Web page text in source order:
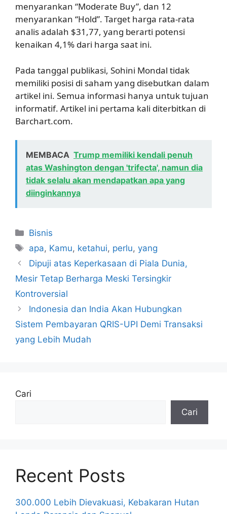
menyarankan “Moderate Buy”, dan 12
menyarankan “Hold”. Target harga rata-rata
analis adalah $31,77, yang berarti potensi
kenaikan 4,1% dari harga saat ini.
Pada tanggal publikasi, Sohini Mondal tidak
memiliki posisi di saham yang disebutkan dalam
artikel ini. Semua informasi hanya untuk tujuan
informatif. Artikel ini pertama kali diterbitkan di
Barchart.com.
MEMBACA Trump memiliki kendali penuh
atas Washington dengan 'trifecta', namun dia
tidak selalu akan mendapatkan apa yang
diinginkannya
Kategori
Bisnis
Tag
apa, Kamu, ketahui, perlu,yang
Dipuji atas Keperkasaan di Piala Dunia,
Mesir Tetap Berharga Meski Tersingkir
Kontroversial
Indonesia dan India Akan Hubungkan
Sistem Pembayaran QRIS-UPI Demi Transaksi
yang Lebih Mudah
Cari
Cari
Recent Posts
300.000 Lebih Dievakuasi, Kebakaran Hutan